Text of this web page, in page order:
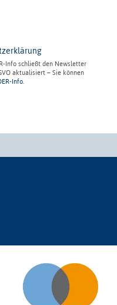
Info schließt den Newsletter
aktualisiert – Sie können
Info